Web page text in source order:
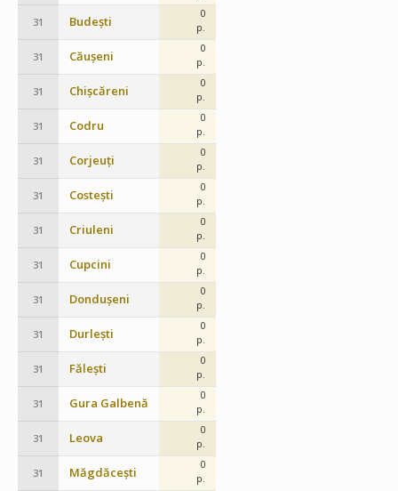
31 Budești
0
p.
31 Căușeni
0
p.
31 Chișcăreni
0
p.
31 Codru
0
p.
31 Corjeuți
0
p.
31 Costești
0
p.
31 Criuleni
0
p.
31 Cupcini
0
p.
31 Dondușeni
0
p.
31 Durlești
0
p.
31 Fălești
0
p.
31 Gura Galbenă
0
p.
31 Leova
0
p.
31 Măgdăcești
0
p.